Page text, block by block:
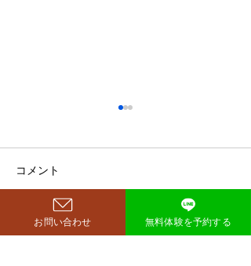
空気階段・鈴木もぐらさん
（38）が、わずか3ヶ月で体
重123キロから85キロへ、マ
イナス38キロのダイエットに
コメント
お問い合わせ 無料体験を予約する